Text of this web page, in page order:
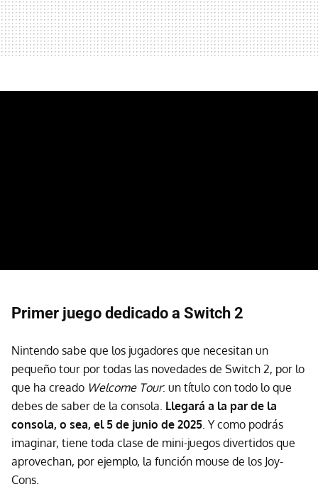
Primer juego dedicado a Switch 2
Nintendo sabe que los jugadores que necesitan un
pequeño tour por todas las novedades de Switch 2, por lo
que ha creado Welcome Tour: un título con todo lo que
debes de saber de la consola. Llegará a la par de la
consola, o sea, el 5 de junio de 2025. Y como podrás
imaginar, tiene toda clase de mini-juegos divertidos que
aprovechan, por ejemplo, la función mouse de los Joy-
Cons.